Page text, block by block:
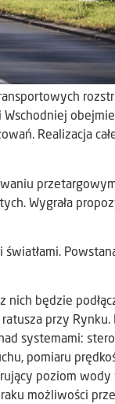
Realizacja
Wygrała
będzie
przy Rynku.
systemami:
pomiaru
poziom
możliwości